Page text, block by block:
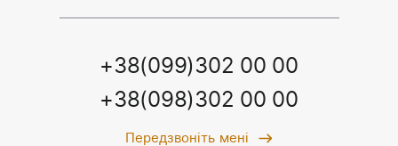
+38(099)302 00 00
+38(098)302 00 00
Передзвоніть мені